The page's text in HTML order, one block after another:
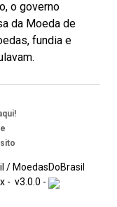
o governo
da Moeda de
fundia e
/ MoedasDoBrasil
- v3.0.0 -